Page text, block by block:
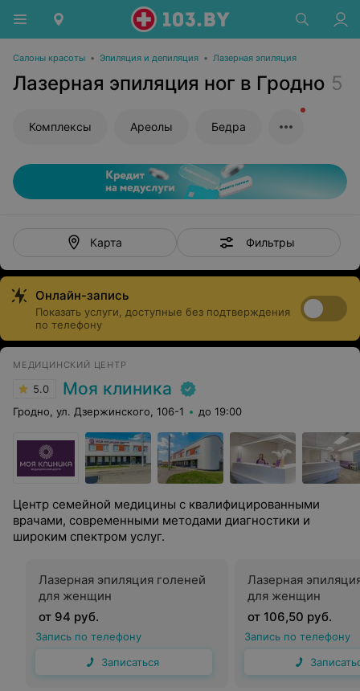
Салоны красоты • Эпиляция и депиляция • Лазерная эпиляция
Лазерная эпиляция ног в Гродно 5
Комплексы Ареолы Бедра
Карта Фильтры
Онлайн-запись
Показать услуги, доступные без подтверждения
по телефону
МЕДИЦИНСКИЙ ЦЕНТР
5.0 Моя клиника
Гродно, ул. Дзержинского, 106-1 до 19:00
Центр семейной медицины с квалифицированными
врачами, современными методами диагностики и
широким спектром услуг.
Лазерная эпиляция голеней
для женщин
от 94 руб.
Запись по телефону
Записаться
Лазерная
для женщин
от 106,50 руб.
Запись по телефону